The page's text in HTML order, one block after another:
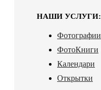
НАШИ УСЛУГИ:
Фотографии
ФотоКниги
Календари
Открытки